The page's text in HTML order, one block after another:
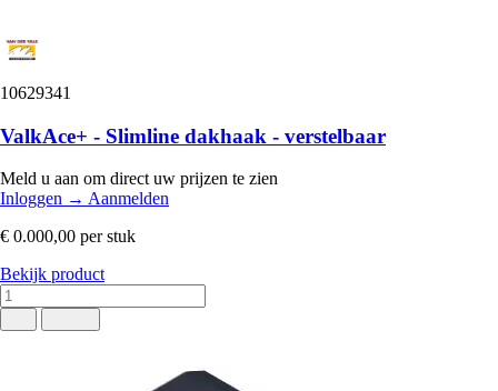
10629341
ValkAce+ - Slimline dakhaak - verstelbaar
Meld u aan om direct uw prijzen te zien
Inloggen → Aanmelden
€ 0.000,00 per stuk
Bekijk product